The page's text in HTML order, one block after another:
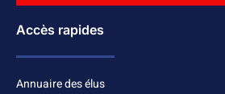
Accès rapides
Annuaire des élus